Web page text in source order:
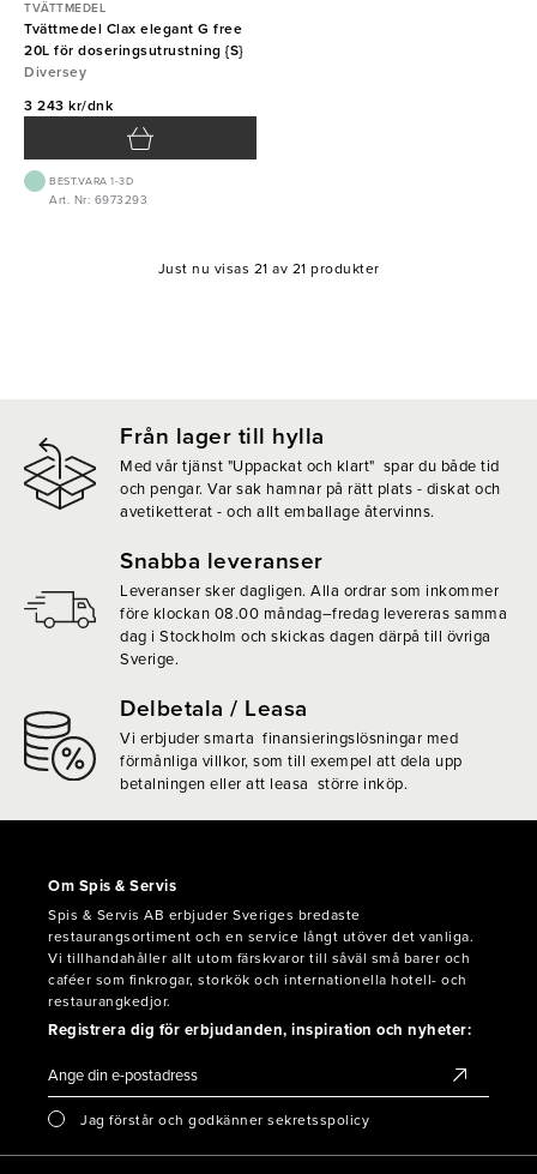
TVÄTTMEDEL
Tvättmedel Clax elegant G free
20L för doseringsutrustning {S}
Diversey
3 243 kr/dnk
BEST.VARA 1-3D
Art. Nr: 6973293
Just nu visas 21 av 21 produkter
Från lager till hylla
Med vår tjänst "Uppackat och klart" spar du både tid
och pengar. Var sak hamnar på rätt plats - diskat och
avetiketterat - och allt emballage återvinns.
Snabba leveranser
Leveranser sker dagligen. Alla ordrar som inkommer
före klockan 08.00 måndag–fredag levereras samma
dag i Stockholm och skickas dagen därpå till övriga
Sverige.
Delbetala / Leasa
Vi erbjuder smarta finansieringslösningar med
förmånliga villkor, som till exempel att dela upp
betalningen eller att leasa större inköp.
Om Spis & Servis
Spis & Servis AB erbjuder Sveriges bredaste
restaurangsortiment och en service långt utöver det vanliga.
Vi tillhandahåller allt utom färskvaror till såväl små barer och
caféer som finkrogar, storkök och internationella hotell- och
restaurangkedjor.
Registrera dig för erbjudanden, inspiration och nyheter:
Jag förstår och godkänner sekretsspolicy